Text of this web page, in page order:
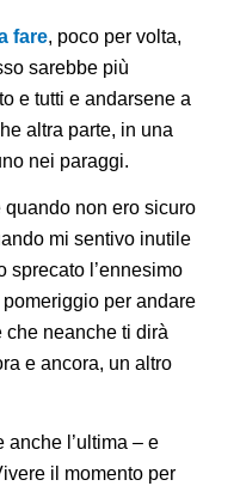
fare, poco per volta,
sarebbe più
e tutti e andarsene a
altra parte, in una
nei paraggi.
non ero sicuro
mi sentivo inutile
sprecato l’ennesimo
per andare
che neanche ti dirà
e ancora, un altro
anche l’ultima – e
il momento per